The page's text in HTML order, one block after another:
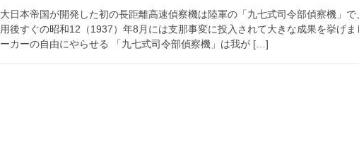
大日本帝国が開発した初の長距離高速偵察機は陸軍の「九七式司令部偵察機」で
用後すぐの昭和12（1937）年8月には支那事変に投入されて大きな成果を挙げま
ーカーの自由にやらせる 「九七式司令部偵察機」は我が […]